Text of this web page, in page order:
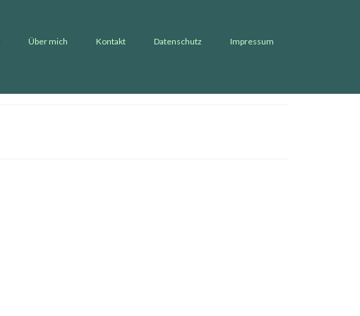
Über mich Kontakt Datenschutz Impressum